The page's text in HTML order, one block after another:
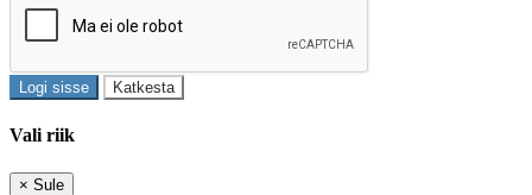
Logi sisse Katkesta
Vali riik
× Sule